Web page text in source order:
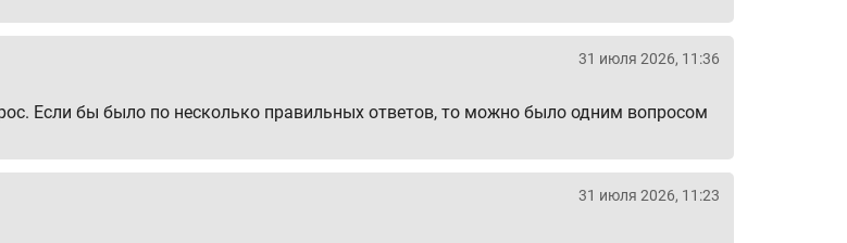
31 июля 2026, 11:36
Если бы было по несколько правильных ответов, то можно было одним вопросом
31 июля 2026, 11:23